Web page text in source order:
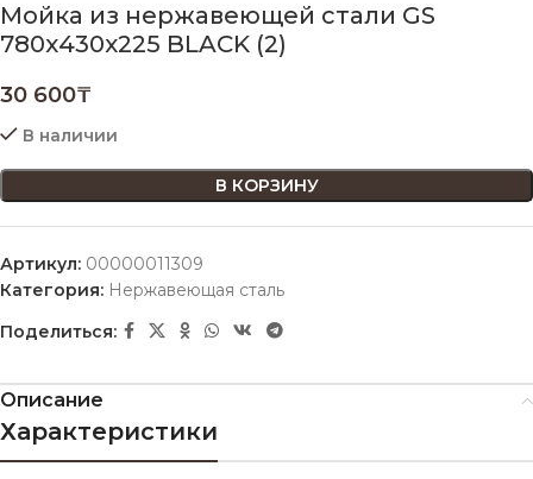
Мойка из нержавеющей стали GS
780х430х225 BLACK (2)
30 600₸
В наличии
В КОРЗИНУ
Артикул: 00000011309
Категория: Нержавеющая сталь
Поделиться:
Описание
Характеристики